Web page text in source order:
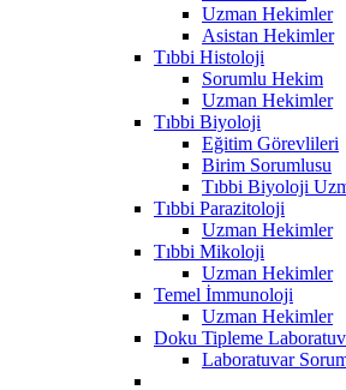
Uzman Hekimler
Asistan Hekimler
Tıbbi Histoloji
Sorumlu Hekim
Uzman Hekimler
Tıbbi Biyoloji
Eğitim Görevlileri
Birim Sorumlusu
Tıbbi Biyoloji
Tıbbi Parazitoloji
Uzman Hekimler
Tıbbi Mikoloji
Uzman Hekimler
Temel İmmunoloji
Uzman Hekimler
Doku Tipleme
Laboratuvar